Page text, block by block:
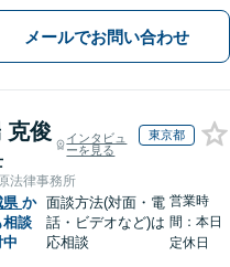
メールでお問い合わせ
克俊
インタビュ
ーを見る
東京都
法律事務所
県 か
相談
中
面談方法(対面・電
話・ビデオなど)は
応相談
営業時
間：本日
定休日